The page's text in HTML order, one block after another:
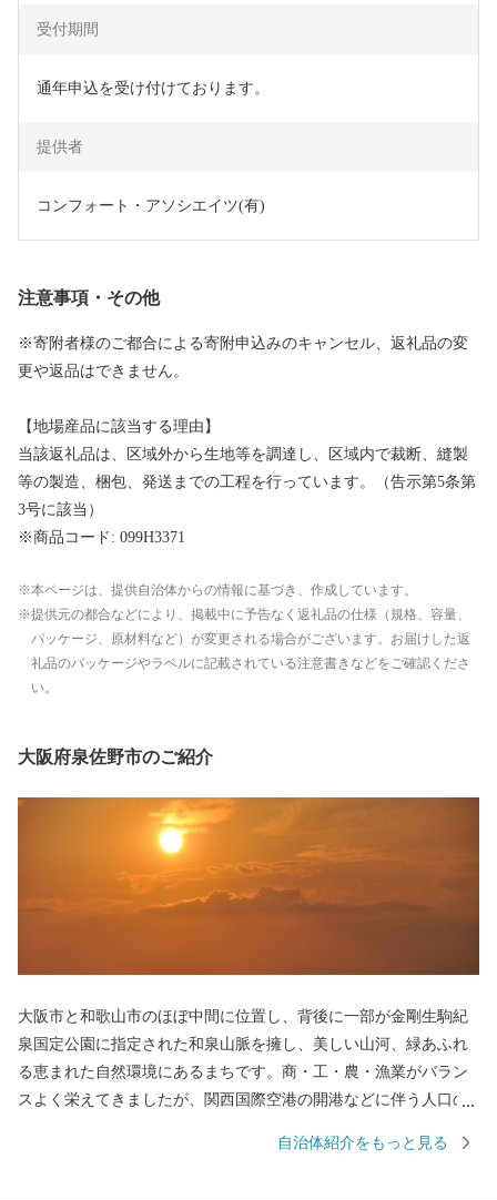
受付期間
通年申込を受け付けております。
提供者
コンフォート・アソシエイツ(有)
注意事項・その他
※寄附者様のご都合による寄附申込みのキャンセル、返礼品の変
更や返品はできません。
【地場産品に該当する理由】
当該返礼品は、区域外から生地等を調達し、区域内で裁断、縫製
等の製造、梱包、発送までの工程を行っています。（告示第5条第
3号に該当）
※商品コード: 099H3371
本ページは、提供自治体からの情報に基づき、作成しています。
提供元の都合などにより、掲載中に予告なく返礼品の仕様（規格、容量、
パッケージ、原材料など）が変更される場合がございます。お届けした返
礼品のパッケージやラベルに記載されている注意書きなどをご確認くださ
い。
大阪府泉佐野市のご紹介
大阪市と和歌山市のほぼ中間に位置し、背後に一部が金剛生駒紀
泉国定公園に指定された和泉山脈を擁し、美しい山河、緑あふれ
る恵まれた自然環境にあるまちです。商・工・農・漁業がバラン
スよく栄えてきましたが、関西国際空港の開港などに伴う人口の
由来は、中世以来の村名「佐野」に旧国名和泉を冠したもので、
自治体紹介をもっと見る